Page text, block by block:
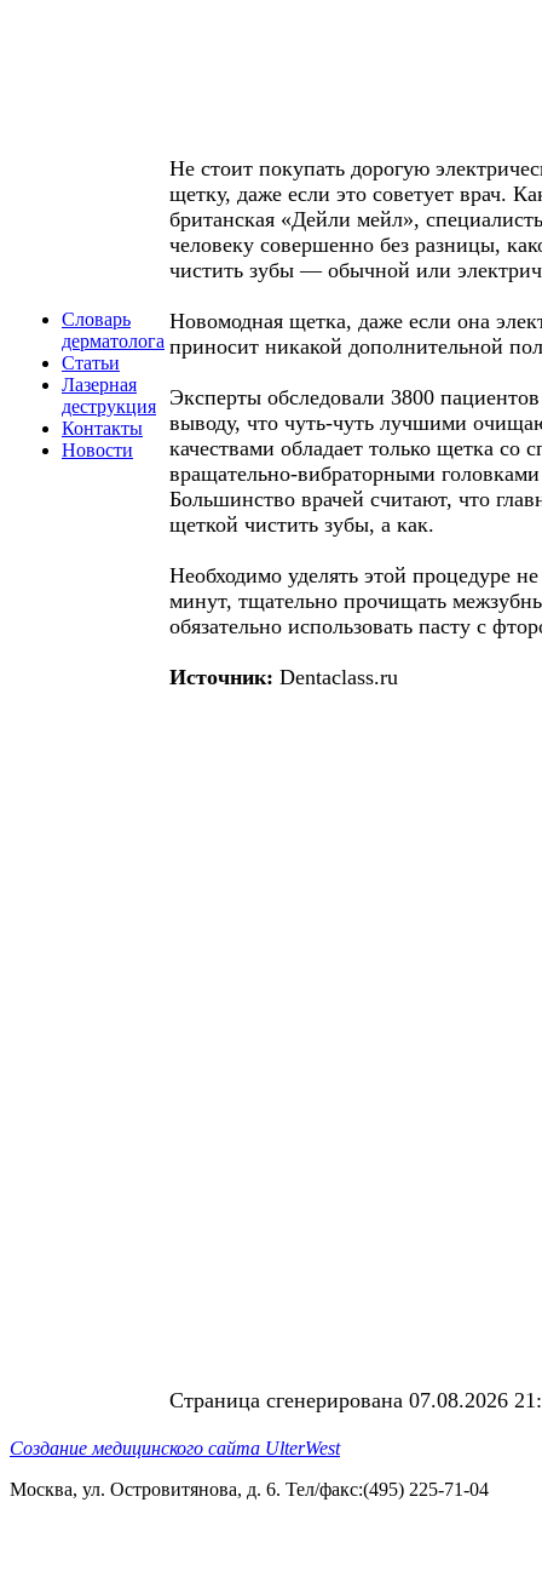
Словарь
дерматолога
Статьи
Лазерная
деструкция
Контакты
Новости
Не стоит покупать дорогую
щетку, даже если это советует врач.
британская «Дейли мейл»,
человеку совершенно без разницы,
чистить зубы — обычной или
Новомодная щетка, даже если она
приносит никакой дополнительной
Эксперты обследовали 3800
выводу, что чуть-чуть лучшими
качествами обладает только щетка со
вращательно-вибраторными
Большинство врачей считают, что
щеткой чистить зубы, а как.
Необходимо уделять этой процедуре
минут, тщательно прочищать
обязательно использовать пасту с
Источник: Dentaclass.ru
Страница сгенерирована 07.08.2026
Создание медицинского сайта UlterWest
Москва, ул. Островитянова, д. 6. Тел/факс:(495) 225-71-04